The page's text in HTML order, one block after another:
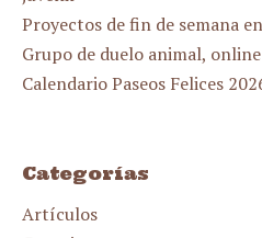
Proyectos de fin de semana
Grupo de duelo animal, online
Calendario Paseos Felices
Categorías
Artículos